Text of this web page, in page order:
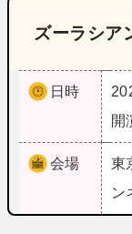
ズーラシア
日時
開
会場 東
ン